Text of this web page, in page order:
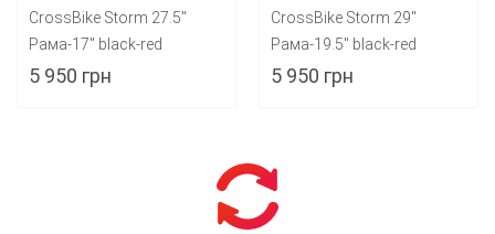
CrossBike Storm 27.5"
Рама-17" black-red
5 950 грн
CrossBike Storm 29"
Рама-19.5" black-red
5 950 грн